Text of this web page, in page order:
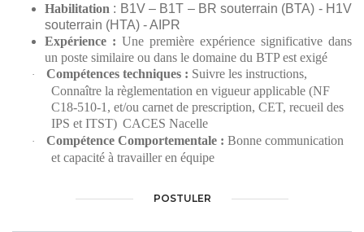
Habilitation : B1V – B1T – BR souterrain (BTA) - H1V
souterrain (HTA) - AIPR
Expérience : Une première expérience significative dans
un poste similaire ou dans le domaine du BTP est exigé
· Compétences techniques : Suivre les instructions,
Connaître la règlementation en vigueur applicable (NF
C18-510-1, et/ou carnet de prescription, CET, recueil des
IPS et ITST) CACES Nacelle
· Compétence Comportementale : Bonne communication
et capacité à travailler en équipe
POSTULER